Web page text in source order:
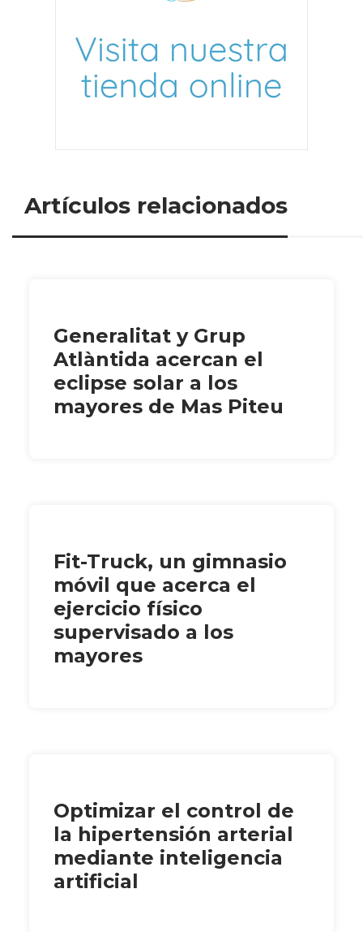
Artículos relacionados
Generalitat y Grup
Atlàntida acercan el
eclipse solar a los
mayores de Mas Piteu
Fit-Truck, un gimnasio
móvil que acerca el
ejercicio físico
supervisado a los
mayores
Optimizar el control de
la hipertensión arterial
mediante inteligencia
artificial